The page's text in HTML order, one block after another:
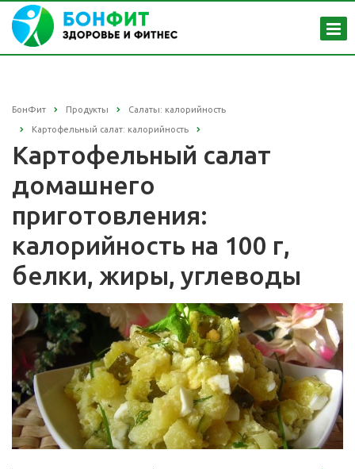
БонФит Продукты Салаты: калорийность
Картофельный салат: калорийность
Картофельный салат
домашнего
приготовления:
калорийность на 100 г,
белки, жиры, углеводы